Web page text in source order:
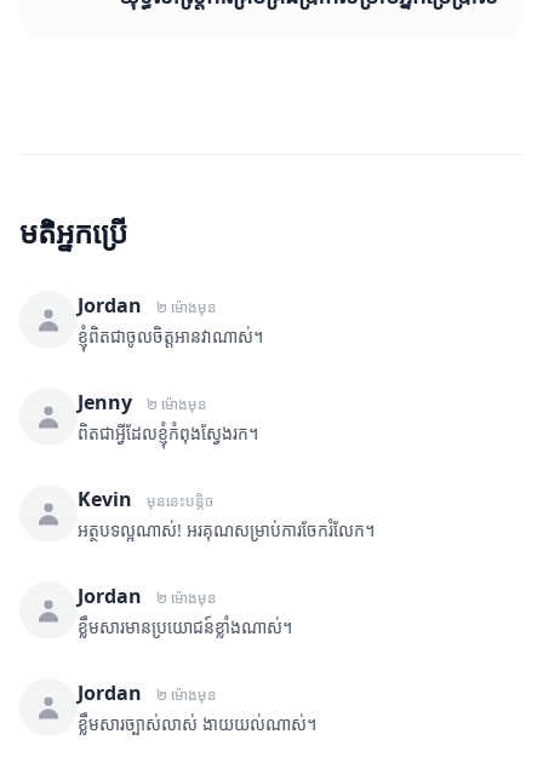
មតិអ្នកប្រើ
Jordan ២ ម៉ោងមុន
ខ្ញុំពិតជាចូលចិត្តអានវាណាស់។
Jenny ២ ម៉ោងមុន
ពិតជាអ្វីដែលខ្ញុំកំពុងស្វែងរក។
Kevin មុននេះបន្តិច
អត្ថបទល្អណាស់! អរគុណសម្រាប់ការចែករំលែក។
Jordan ២ ម៉ោងមុន
ខ្លឹមសារមានប្រយោជន៍ខ្លាំងណាស់។
Jordan ២ ម៉ោងមុន
ខ្លឹមសារច្បាស់លាស់ ងាយយល់ណាស់។